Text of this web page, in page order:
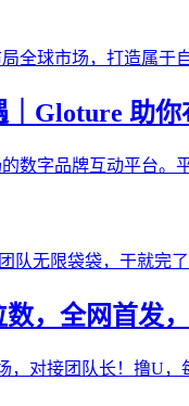
｜Gloture 助
数字品牌互动平台
，全网首发
对接团队长！撸U